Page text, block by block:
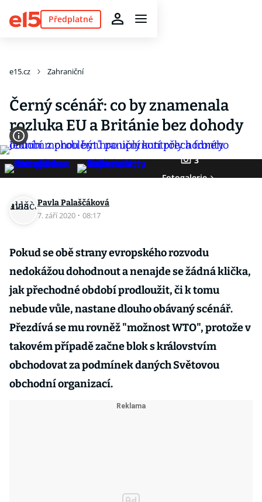
Předplatné
e15.cz Zahraniční
Černý scénář: co by znamenala
rozluka EU a Británie bez dohody
3
Fotogalerie
Pavla Palaščáková
7. září 2020 · 08:17
Pokud se obě strany evropského rozvodu
nedokážou dohodnout a nenajde se žádná klička,
jak přechodné období prodloužit, či k tomu
nebude vůle, nastane dlouho obávaný scénář.
Přezdívá se mu rovněž "možnost WTO", protože v
takovém případě začne blok s královstvím
obchodovat za podmínek daných Světovou
obchodní organizací.